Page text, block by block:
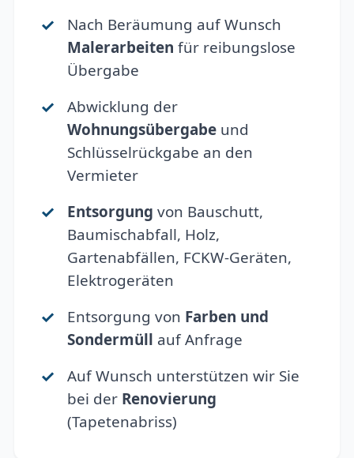
Nach Beräumung auf Wunsch
Malerarbeiten für reibungslose
Übergabe
Abwicklung der
Wohnungsübergabeund
Schlüsselrückgabe an den
Vermieter
Entsorgung von Bauschutt,
Baumischabfall, Holz,
Gartenabfällen, FCKW-Geräten,
Elektrogeräten
Entsorgung von Farben und
Sondermüll auf Anfrage
Auf Wunsch unterstützen wir Sie
bei der Renovierung
(Tapetenabriss)